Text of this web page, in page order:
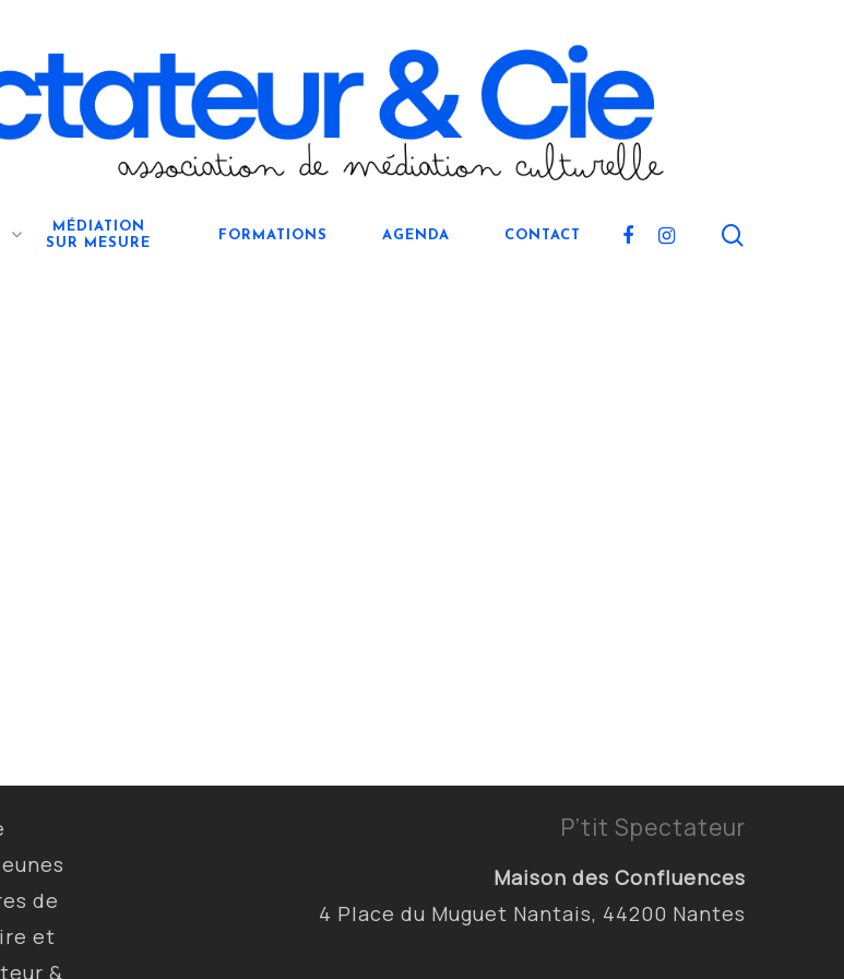
MÉDIATION
SUR MESURE
FORMATIONS AGENDA CONTACT FACEBOOKINSTAGRAM
de
et
&
P’tit Spectateur
Maison des Confluences
4 Place du Muguet Nantais, 44200 Nantes